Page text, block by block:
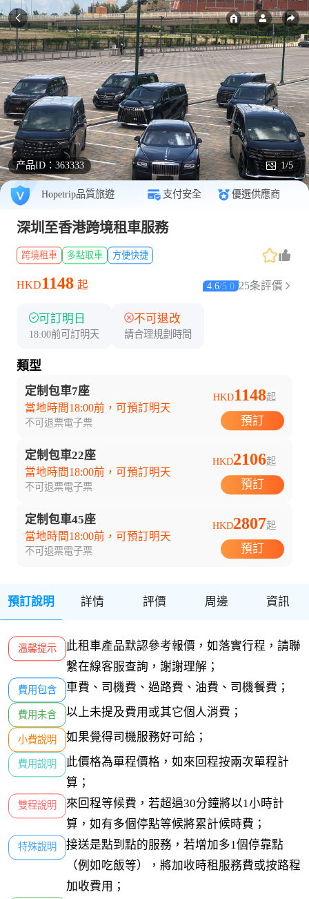
产品ID： 363333 1/5
Hopetrip品質旅遊 支付安全 優選供應商
深圳至香港跨境租車服務
跨境租車 多點取車 方便快捷
HKD1148 起 4.6/5.0 25条評價
可訂明日
18:00前可訂明天
不可退改
請合理規劃時間
類型
定制包車7座
當地時間18:00前，可預訂明天
不可退票電子票
HKD1148起
預訂
定制包車22座
當地時間18:00前，可預訂明天
不可退票電子票
HKD2106起
預訂
定制包車45座
當地時間18:00前，可預訂明天
不可退票電子票
HKD2807起
預訂
預訂說明 詳情 評價 周邊 資訊
溫馨提示
此租車產品默認參考報價，如落實行程，請聯
繫在線客服查詢，謝謝理解；
費用包含 車費、司機費、過路費、油費、司機餐費；
費用未含 以上未提及費用或其它個人消費；
小費說明 如果覺得司機服務好可給；
費用說明
此價格為單程價格，如來回程按兩次單程計
算；
雙程說明
來回程等候費，若超過30分鐘將以1小時計
算，如有多個停點等候將累計候時費；
特殊說明
接送是點到點的服務，若增加多1個停靠點
（例如吃飯等），將加收時租服務費或按路程
加收費用；